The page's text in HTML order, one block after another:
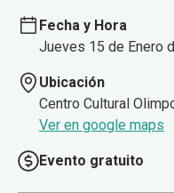
Fecha y Hora
Jueves 15 de Enero
Ubicación
Centro Cultural
Ver en google maps
Evento gratuito